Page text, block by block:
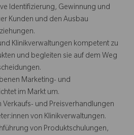
Identifizierung, Gewinnung und
Kunden und den Ausbau
Klinikverwaltungen kompetent zu
und begleiten sie auf dem Weg
Marketing- und
im Markt um.
und Preisverhandlungen
von Klinikverwaltungen.
von Produktschulungen,